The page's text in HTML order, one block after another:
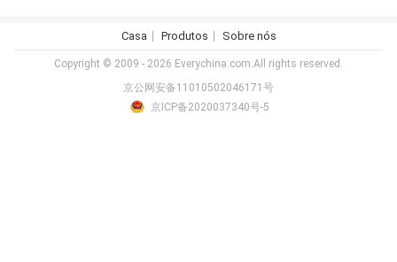
Casa Produtos Sobre nós
Copyright © 2009 - 2026 Everychina.com.All rights reserved.
京公网安备11010502046171号
京ICP备2020037340号-5